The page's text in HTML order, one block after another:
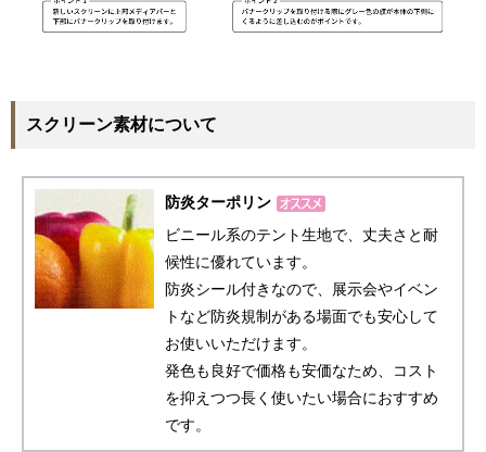
スクリーン素材について
防炎ターポリン
ビニール系のテント生地で、丈夫さと耐
候性に優れています。
防炎シール付きなので、展示会やイベン
トなど防炎規制がある場面でも安心して
お使いいただけます。
発色も良好で価格も安価なため、コスト
を抑えつつ長く使いたい場合におすすめ
です。